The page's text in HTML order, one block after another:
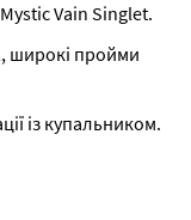
Vain Singlet.
широкі пройми
із купальником.